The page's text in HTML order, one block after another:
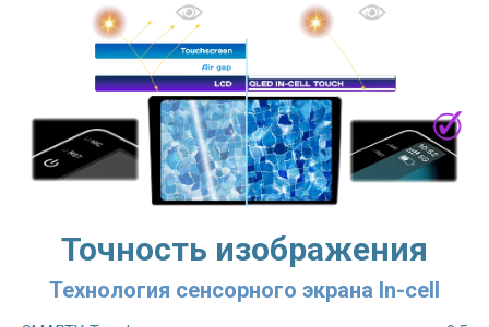
Точность изображения
Технология сенсорного экрана In-cell